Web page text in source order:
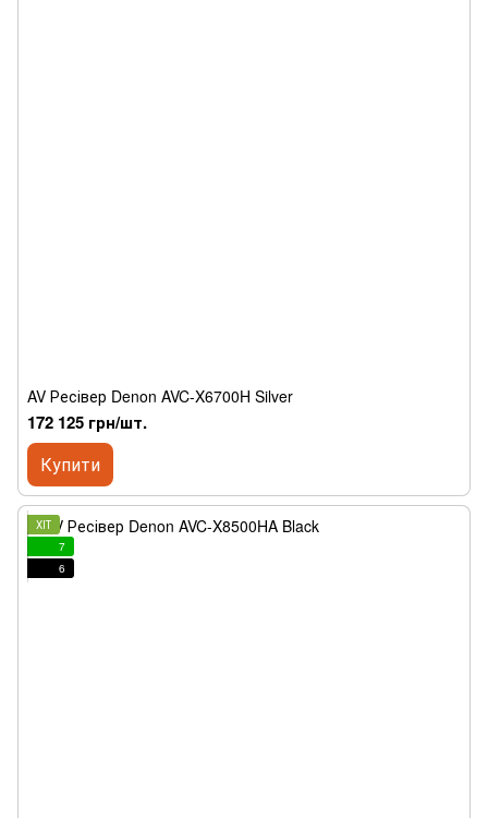
AV Ресівер Denon AVC-X6700H Silver
172 125 грн/шт.
Купити
ХІТ
7
6